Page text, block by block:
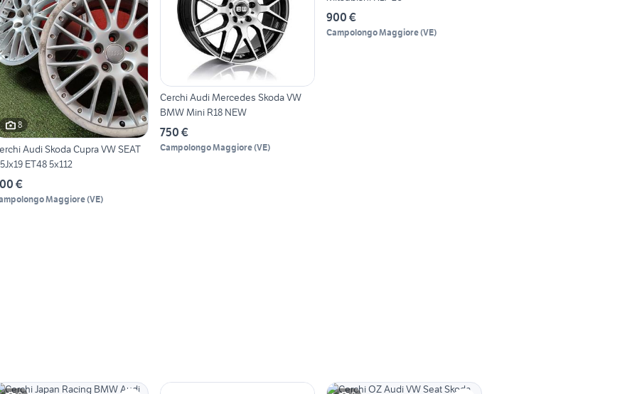
8
Audi Skoda Cupra VW SEAT
ET48 5x112
€
Maggiore(VE)
Cerchi Audi Mercedes Skoda VW
BMW Mini R18 NEW
750 €
Campolongo Maggiore(VE)
900 €
Campolongo Maggiore(VE)